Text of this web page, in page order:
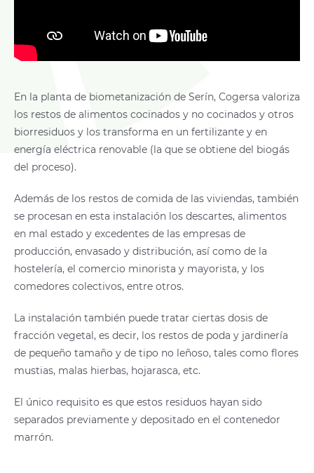
En la planta de biometanización de Serín, Cogersa valoriza
los restos de alimentos cocinados y no cocinados y otros
biorresiduos y los transforma en un fertilizante y en
energía eléctrica renovable (la que se obtiene del biogás
del proceso).
Además de los restos de comida de las viviendas, también
se procesan en esta instalación los descartes, alimentos
en mal estado y excedentes de las empresas de
producción, envasado y distribución, así como de la
hostelería, el comercio minorista y mayorista, y los
comedores colectivos, entre otros.
La instalación también puede tratar ciertas dosis de
fracción vegetal, es decir, los restos de poda y jardinería
de pequeño tamaño y de tipo no leñoso, tales como flores
mustias, malas hierbas, hojarasca, etc.
El único requisito es que estos residuos hayan sido
separados previamente y depositado en el contenedor
marrón.